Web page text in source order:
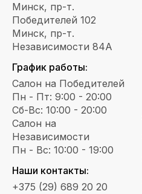
Минск, пр-т.
Победителей 102
Минск, пр-т.
Независимости 84А
График работы:
Салон на Победителей
Пн - Пт: 9:00 - 20:00
Сб-Вс: 10:00 - 20:00
Салон на
Независимости
Пн - Вс: 10:00 - 19:00
Наши контакты:
+375 (29) 689 20 20